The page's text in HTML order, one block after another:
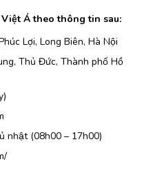
Á theo thông tin sau:
Lợi, Long Biên, Hà Nội
Thủ Đức, Thành phố Hồ
nhật (08h00 – 17h00)